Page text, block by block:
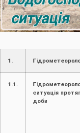
1.
1.1.
ситуація
доби